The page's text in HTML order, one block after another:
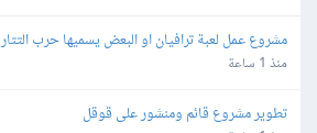
مشروع عمل لعبة ترافيان او البعض يسميها حرب التتار
منذ 1 ساعة
تطوير مشروع قائم ومنشور على قوقل